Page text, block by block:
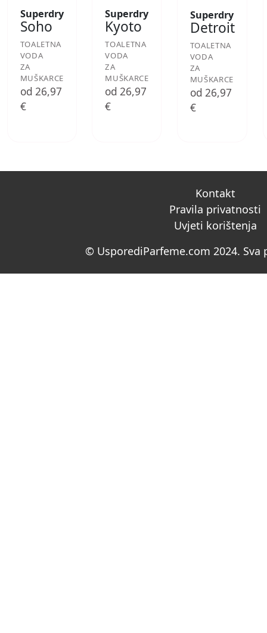
Superdry
Soho
TOALETNA
VODA
ZA
MUŠKARCE
od 26,97
€
Superdry
Kyoto
TOALETNA
VODA
ZA
MUŠKARCE
od 26,97
€
Superdry
Detroit
TOALETNA
VODA
ZA
MUŠKARCE
od 26,97
€
Kontakt
Pravila privatnosti
Uvjeti korištenja
© UsporediParfeme.com 2024. Sva